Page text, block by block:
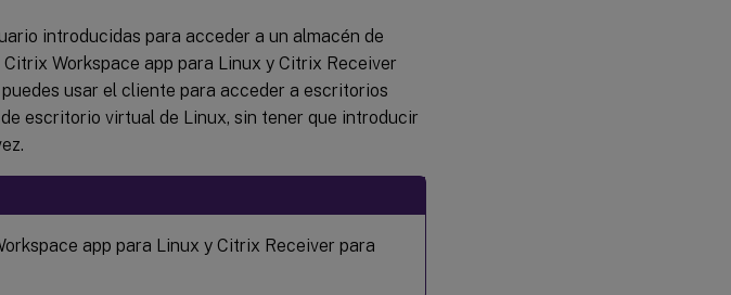
introducidas para acceder a un almacén de
Workspace app para Linux y Citrix Receiver
usar el cliente para acceder a escritorios
escritorio virtual de Linux, sin tener que introducir
app para Linux y Citrix Receiver para